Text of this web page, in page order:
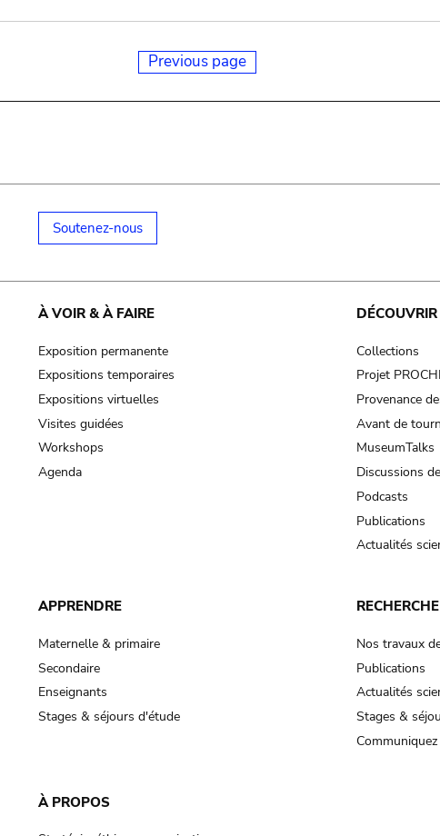
Previous page
Soutenez-nous
À VOIR & À FAIRE
Exposition permanente
Expositions temporaires
Expositions virtuelles
Visites guidées
Workshops
Agenda
DÉCOUVRIR
Collections
Projet
Provenance
Avant de
MuseumTalks
Discussions
Podcasts
Publications
Actualités
APPRENDRE
Maternelle & primaire
Secondaire
Enseignants
Stages & séjours d'étude
RECHERCHE
Nos travaux
Publications
Actualités
Stages &
À PROPOS